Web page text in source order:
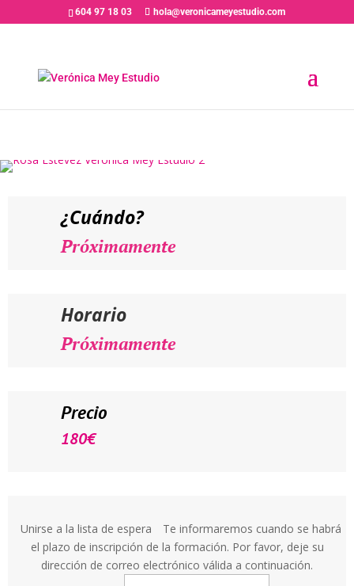
604 97 18 03 hola@veronicameyestudio.com
PRÓXIMAMENTE// ROSA
ESTÉVEZ – Taller de
¿Cuándo?
Próximamente
Horario
Próximamente
Precio
180€
Unirse a la lista de espera
Te informaremos cuando se habrá
el plazo de inscripción de la formación. Por favor, deje su
dirección de correo electrónico válida a continuación.